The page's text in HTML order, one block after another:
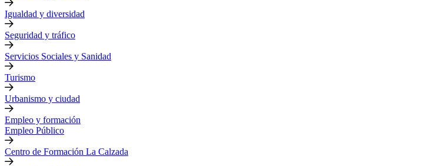
Igualdad y diversidad
Seguridad y tráfico
Servicios Sociales y Sanidad
Turismo
Urbanismo y ciudad
Empleo y formación
Empleo Público
Centro de Formación La Calzada